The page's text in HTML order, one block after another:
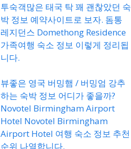
투숙객많은 태국 탁 꽤 괜찮았던 숙
박 정보 예약사이트로 보자. 돔통
레지던스 Domethong Residence
가족여행 숙소 정보 이렇게 정리됩
니다.
뷰좋은 영국 버밍햄 / 버밍엄 강추
하는 숙박 정보 어디가 좋을까?
Novotel Birmingham Airport
Hotel Novotel Birmingham
Airport Hotel 여행 숙소 정보 추천
순위 나열합니다.